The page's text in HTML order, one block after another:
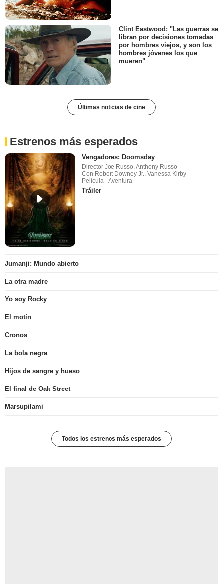
Clint Eastwood: "Las guerras se
libran por decisiones tomadas
por hombres viejos, y son los
hombres jóvenes los que
mueren"
Últimas noticias de cine
Estrenos más esperados
Vengadores: Doomsday
Director Joe Russo, Anthony Russo
Con Robert Downey Jr., Vanessa Kirby
Película - Aventura
Tráiler
Jumanji: Mundo abierto
La otra madre
Yo soy Rocky
El motín
Cronos
La bola negra
Hijos de sangre y hueso
El final de Oak Street
Marsupilami
Todos los estrenos más esperados